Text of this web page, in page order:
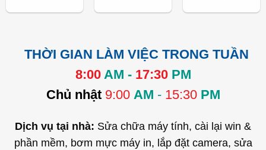
THỜI GIAN LÀM VIỆC TRONG TUẦN
8:00AM - 17:30PM
Chủ nhật 9:00 AM - 15:30 PM
Dịch vụ tại nhà: Sửa chữa máy tính, cài lại win &
phần mềm, bơm mực máy in, lắp đặt camera, sửa